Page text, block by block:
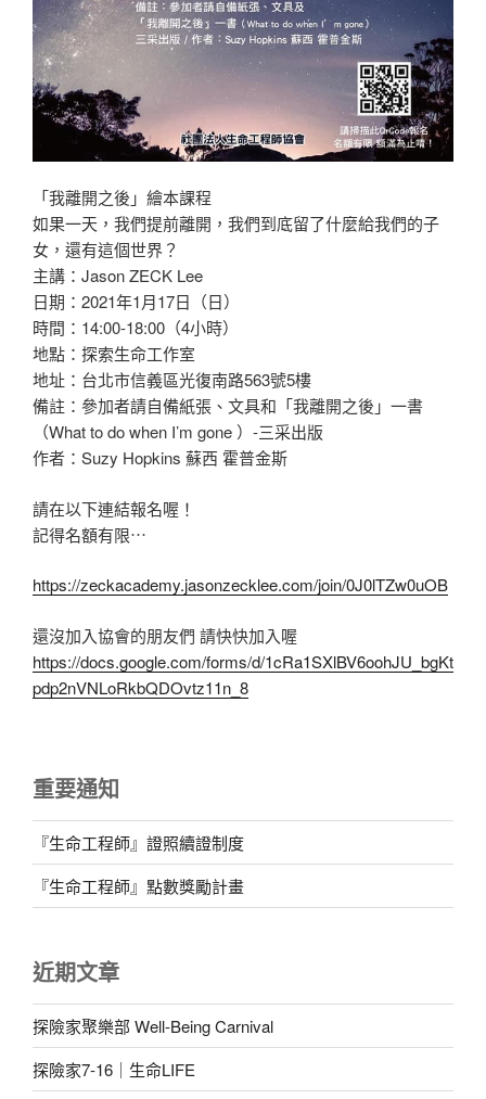
「我離開之後」繪本課程
如果一天，我們提前離開，我們到底留了什麼給我們的子
女，還有這個世界？
主講：Jason ZECK Lee
日期：2021年1月17日（日）
時間：14:00-18:00（4小時）
地點：探索生命工作室
地址：台北市信義區光復南路563號5樓
備註：參加者請自備紙張、文具和「我離開之後」一書
（What to do when I’m gone ）-三采出版
作者：Suzy Hopkins 蘇西 霍普金斯
請在以下連結報名喔！
記得名額有限⋯
https://zeckacademy.jasonzecklee.com/join/0J0lTZw0uOB
還沒加入協會的朋友們 請快快加入喔
https://docs.google.com/forms/d/1cRa1SXlBV6oohJU_bgKt
pdp2nVNLoRkbQDOvtz11n_8
重要通知
『生命工程師』證照續證制度
『生命工程師』點數獎勵計畫
近期文章
探險家聚樂部 Well-Being Carnival
探險家7-16｜生命LIFE